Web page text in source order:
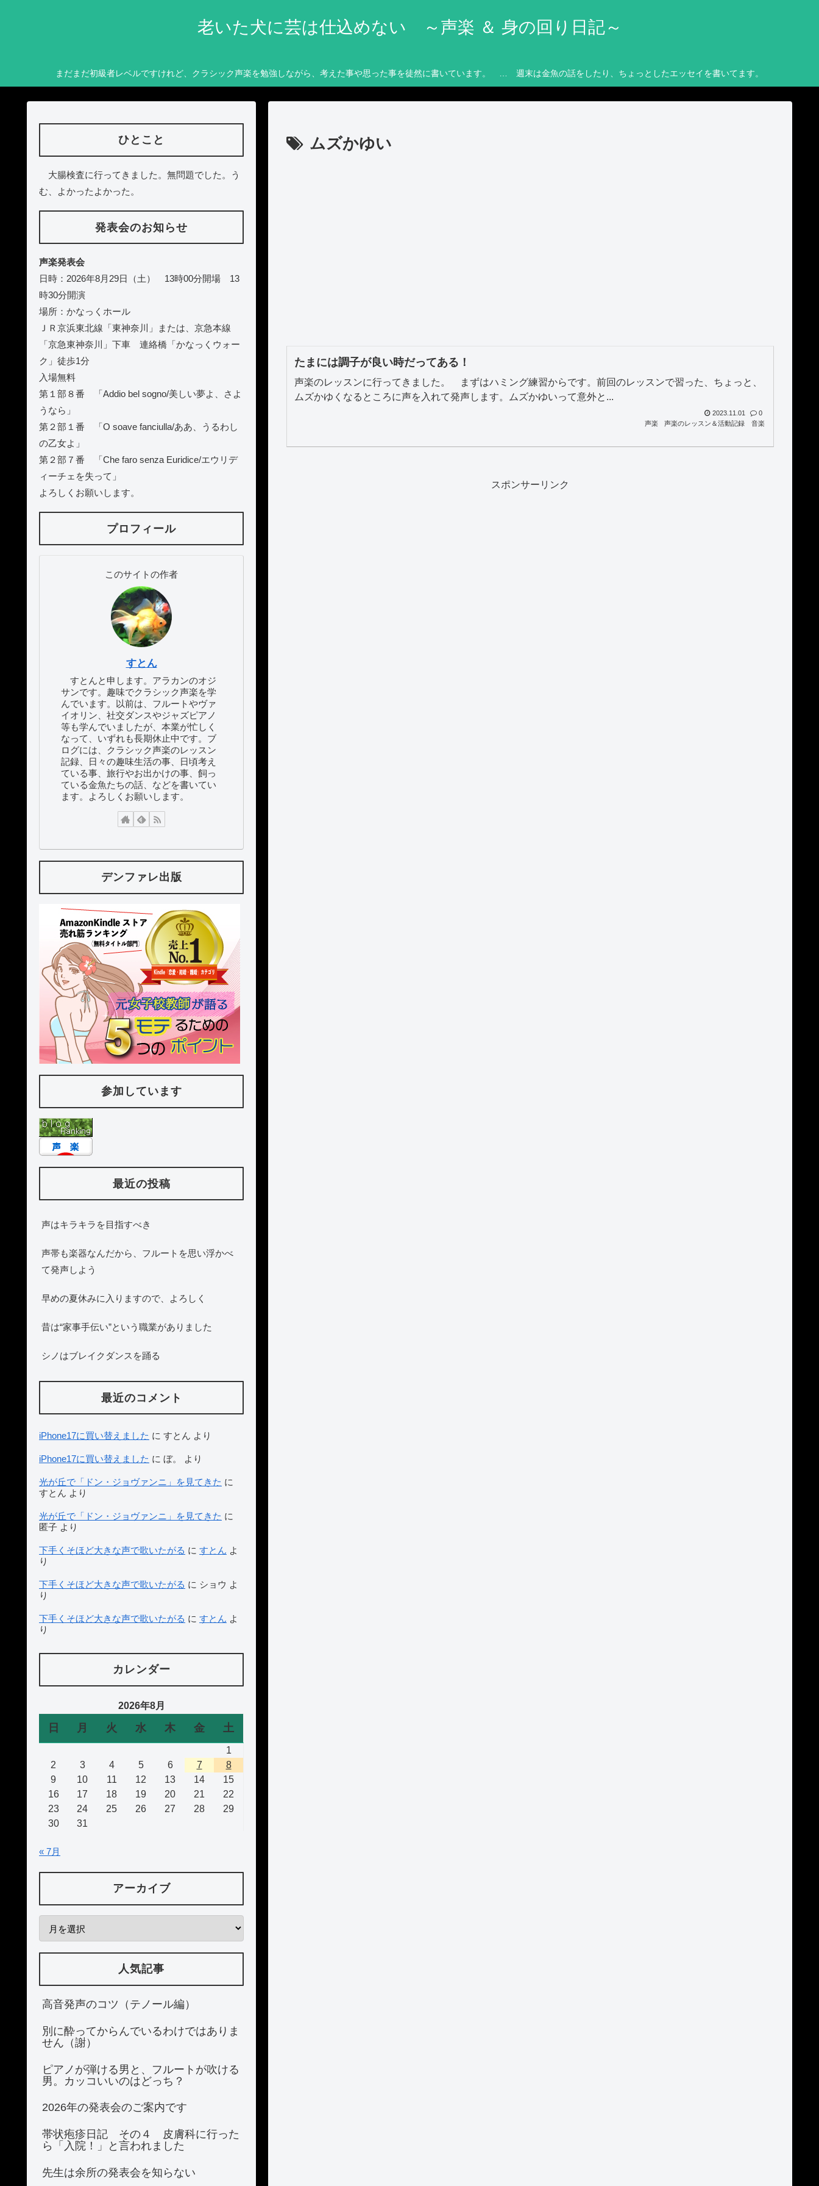
老いた犬に芸は仕込めない ～声楽 ＆ 身の回り日記～
まだまだ初級者レベルですけれど、クラシック声楽を勉強しながら、考えた事や思った事を徒然に書いています。 … 週末は金魚の話をしたり、ちょっとしたエッセイを書いてます。
ムズかゆい
たまには調子が良い時だってある！
声楽のレッスンに行ってきました。 まずはハミング練習からです。前回のレッスンで習った、ちょっと、
ムズかゆくなるところに声を入れて発声します。ムズかゆいって意外と...
2023.11.01
0
声楽
声楽のレッスン＆活動記録 音楽
スポンサーリンク
ひとこと
大腸検査に行ってきました。無問題でした。う
む、よかったよかった。
発表会のお知らせ
声楽発表会
日時：2026年8月29日（土） 13時00分開場 13
時30分開演
場所：かなっくホール
ＪＲ京浜東北線「東神奈川」または、京急本線
「京急東神奈川」下車 連絡橋「かなっくウォー
ク」徒歩1分
入場無料
第１部８番 「Addio bel sogno/美しい夢よ、さよ
うなら」
第２部１番 「O soave fanciulla/ああ、うるわし
の乙女よ」
第２部７番 「Che faro senza Euridice/エウリデ
ィーチェを失って」
よろしくお願いします。
プロフィール
このサイトの作者
すとん
すとんと申します。アラカンのオジ
サンです。趣味でクラシック声楽を学
んでいます。以前は、フルートやヴァ
イオリン、社交ダンスやジャズピアノ
等も学んでいましたが、本業が忙しく
なって、いずれも長期休止中です。ブ
ログには、クラシック声楽のレッスン
記録、日々の趣味生活の事、日頃考え
ている事、旅行やお出かけの事、飼っ
ている金魚たちの話、などを書いてい
ます。よろしくお願いします。
デンファレ出版
参加しています
最近の投稿
声はキラキラを目指すべき
声帯も楽器なんだから、フルートを思い浮かべ
て発声しよう
早めの夏休みに入りますので、よろしく
昔は“家事手伝い”という職業がありました
シノはブレイクダンスを踊る
最近のコメント
iPhone17に買い替えました に すとん より
iPhone17に買い替えました に ぼ。 より
光が丘で「ドン・ジョヴァンニ」を見てきた に
すとん より
光が丘で「ドン・ジョヴァンニ」を見てきた に
匿子 より
下手くそほど大きな声で歌いたがる に すとん よ
り
下手くそほど大きな声で歌いたがる に ショウ よ
り
下手くそほど大きな声で歌いたがる に すとん よ
り
カレンダー
2026年8月
日 月 火 水 木 金 土
1
2
3 4 5 6 7
8
9
10 11 12 13 14
15
16
17 18 19 20 21
22
23
24 25 26 27 28
29
30
31
« 7月
アーカイブ
人気記事
高音発声のコツ（テノール編）
別に酔ってからんでいるわけではありま
せん（謝）
ピアノが弾ける男と、フルートが吹ける
男。カッコいいのはどっち？
2026年の発表会のご案内です
帯状疱疹日記 その４ 皮膚科に行った
ら「入院！」と言われました
先生は余所の発表会を知らない